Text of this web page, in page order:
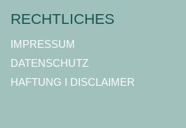
RECHTLICHES
IMPRESSUM
DATENSCHUTZ
HAFTUNG I DISCLAIMER